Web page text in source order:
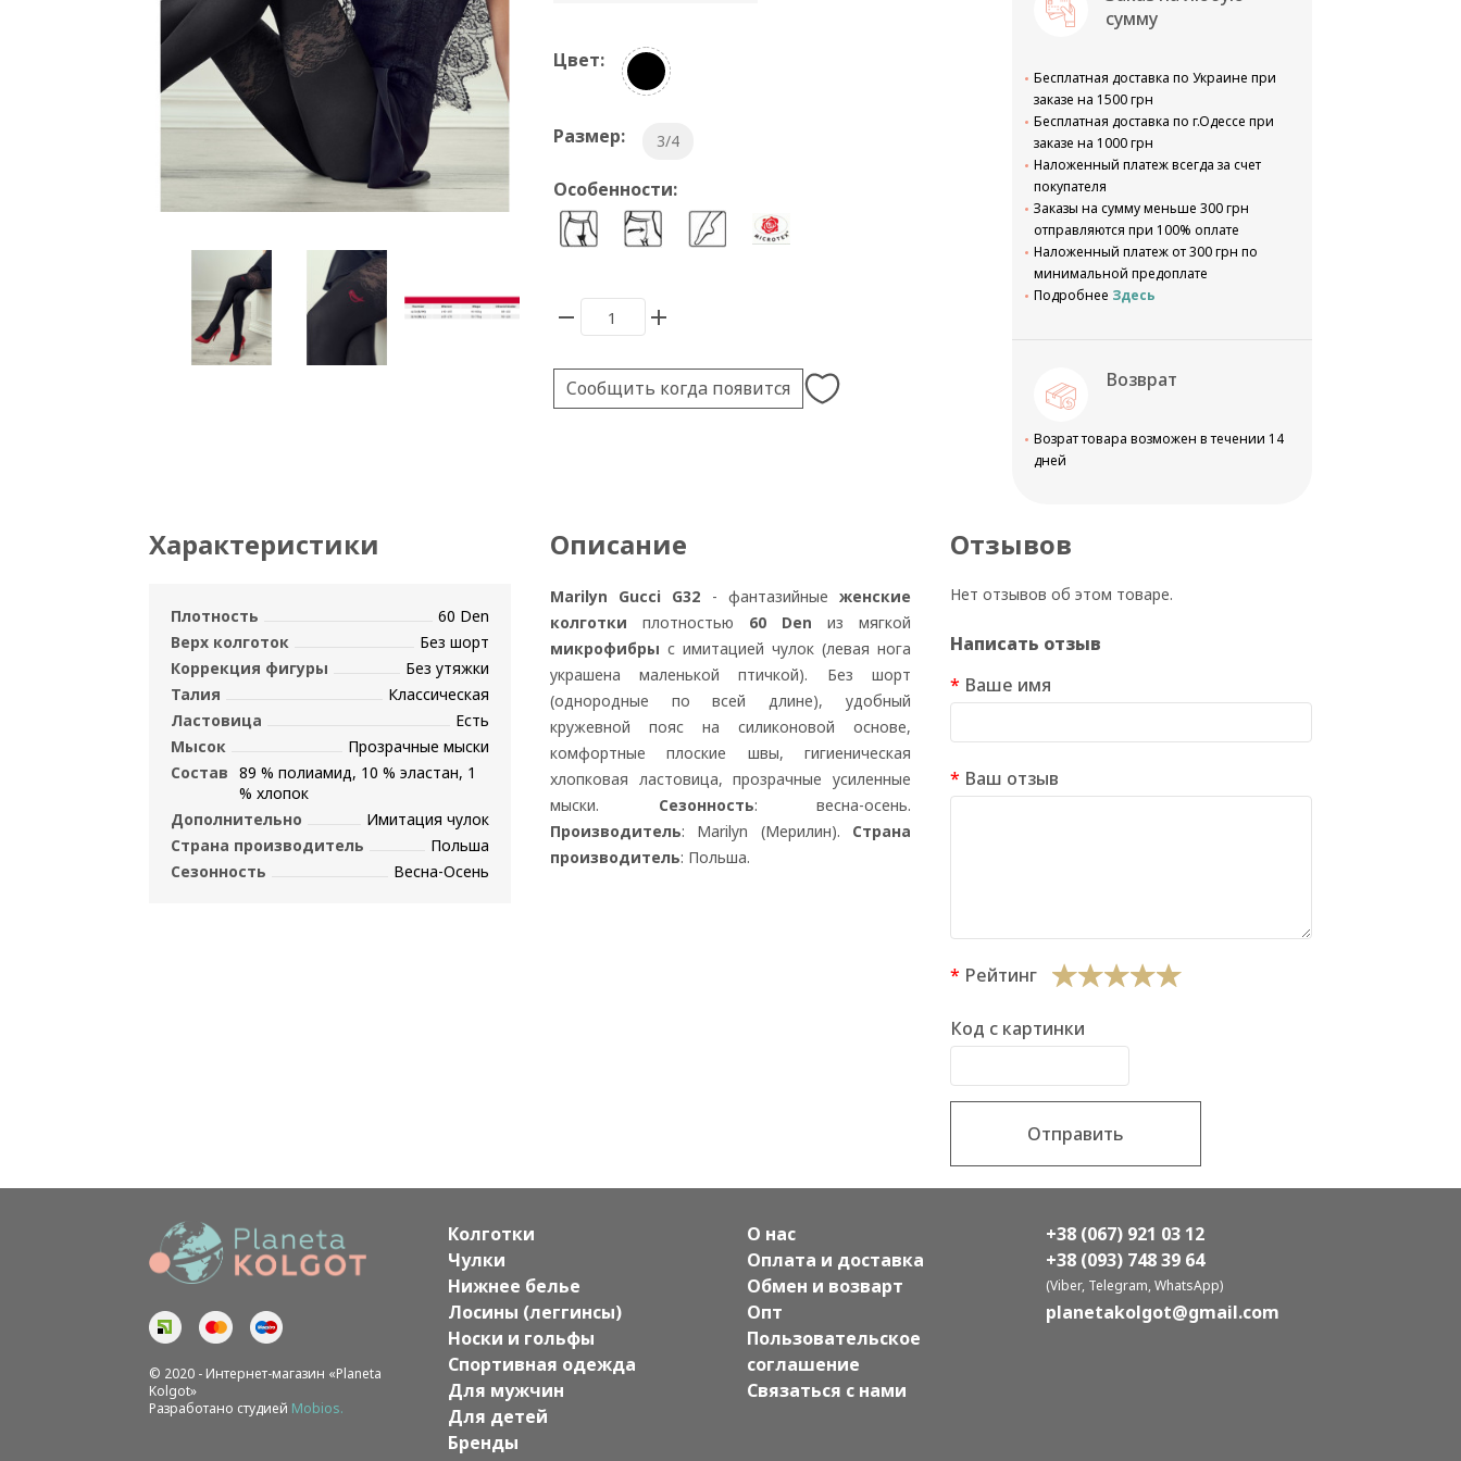
Цвет:
Размер: 3/4
Особенности:
Сообщить когда появится
сумму
Бесплатная доставка по Украине при
заказе на 1500 грн
Бесплатная доставка по г.Одессе при
заказе на 1000 грн
Наложенный платеж всегда за счет
покупателя
Заказы на сумму меньше 300 грн
отправляются при 100% оплате
Наложенный платеж от 300 грн по
минимальной предоплате
Подробнее Здесь
Возврат
Возрат товара возможен в течении 14
дней
Характеристики
Плотность
60 Den
Верх колготок
Без шорт
Коррекция фигуры
Без утяжки
Талия
Классическая
Ластовица
Есть
Мысок
Прозрачные мыски
Состав 89 % полиамид, 10 % эластан, 1
% хлопок
Дополнительно
Имитация чулок
Страна производитель
Польша
Сезонность
Весна-Осень
Описание
Marilyn Gucci G32 - фантазийныеженские
колготки плотностью 60 Den из мягкой
микрофибры с имитацией чулок (левая нога
украшена маленькой птичкой). Без шорт
(однородные по всей длине), удобный
кружевной пояс на силиконовой основе,
комфортные плоские швы, гигиеническая
хлопковая ластовица, прозрачные усиленные
мыски. Сезонность: весна-осень.
Производитель: Marilyn (Мерилин). Страна
производитель: Польша.
Отзывов
Нет отзывов об этом товаре.
Написать отзыв
Ваше имя
Ваш отзыв
Рейтинг
Код с картинки
Отправить
© 2020 - Интернет-магазин «Planeta
Kolgot»
Разработано студией Mobios.
Колготки
Чулки
Нижнее белье
Лосины (леггинсы)
Носки и гольфы
Спортивная одежда
Для мужчин
Для детей
Бренды
О нас
Оплата и доставка
Обмен и возварт
Опт
Пользовательское
соглашение
Связаться с нами
+38 (067) 921 03 12
+38 (093) 748 39 64
(Viber, Telegram, WhatsApp)
planetakolgot@gmail.com